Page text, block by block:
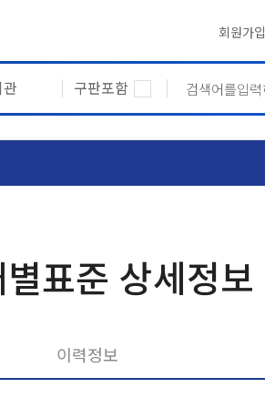
회원가입
구판포함
표준 상세정보
이력정보